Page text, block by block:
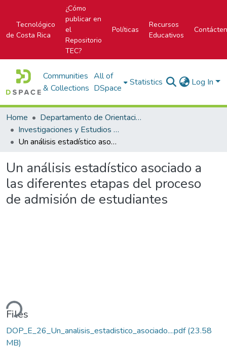
Tecnológico
de Costa Rica
¿Cómo
publicar en
el
Repositorio
TEC?
Políticas
Recursos
Educativos
Communities
& Collections
All of
DSpace
Statistics Log In
Home
Departamento de Orientación y Psicología
Investigaciones y Estudios del DOP
Un análisis estadístico asociado a las diferentes etapas del proceso de admisión de estudiantes
Un análisis estadístico asociado a
las diferentes etapas del proceso
de admisión de estudiantes
Files
DOP_E_26_Un_analisis_estadistico_asociado....pdf(23.58
MB)